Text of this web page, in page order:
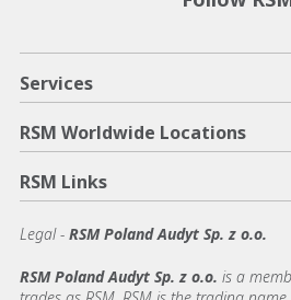
Services
RSM Worldwide Locations
RSM Links
Legal - RSM Poland Audyt Sp. z o.o.
RSM Poland Audyt Sp. z o.o. is a